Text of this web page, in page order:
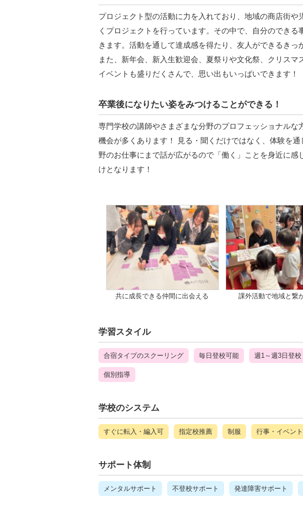
プロジェクト型の活動に力を入れており、地域の商店街
くプロジェクトを行っています。その中で、自分のでき
きます。活動を通して達成感を得たり、友人ができるきっ
また、新年会、新入生歓迎会、夏祭りや文化祭、クリス
イベントも盛りだくさんで、思い出もいっぱいできます！
卒業後になりたい姿をみつけることができる！
専門学校の講師やさまざまな分野のプロフェッショナル
機会が多くあります！ 見る・聞くだけではなく、体験を
野のお仕事にまで話が広がるので「働く」ことを身近に
けとなります！
共に成長できる仲間に出会える 課外活動で地域と繋
学習スタイル
合宿タイプのスクーリング 毎日登校可能 週1～週3日登校
個別指導
学校のシステム
すぐに転入・編入可 指定校推薦 制服 行事・イベント
サポート体制
メンタルサポート 不登校サポート 発達障害サポート